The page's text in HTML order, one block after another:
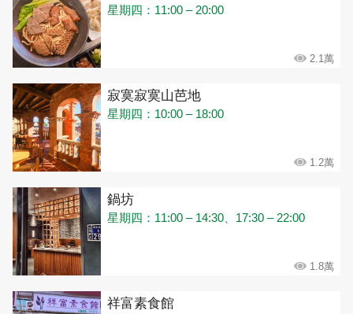
星期四：11:00 – 20:00
2.1萬
寂寞寂寞山芭地
星期四：10:00 – 18:00
1.2萬
鍋坊
星期四：11:00 – 14:30、17:30 – 22:00
1.8萬
祥富素食館